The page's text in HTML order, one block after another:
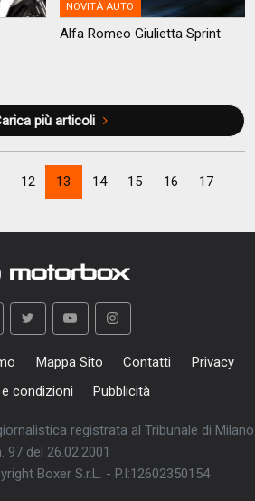
NOVITÀ AUTO
Alfa Romeo Giulietta Sprint
più articoli
12 13 14 15 16 17
Mappa Sito Contatti
Privacy
condizioni
Pubblicità
registrata al Tribunale di Milano
97 del 26.02.2001
Boxer S.r.L. - P.I:12602350154